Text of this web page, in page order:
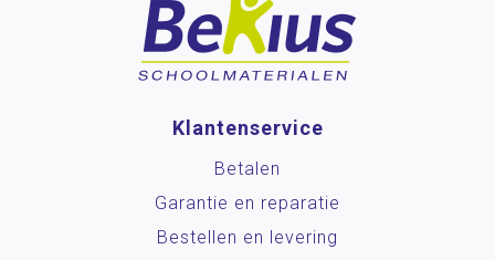
Klantenservice
Betalen
Garantie en reparatie
Bestellen en levering